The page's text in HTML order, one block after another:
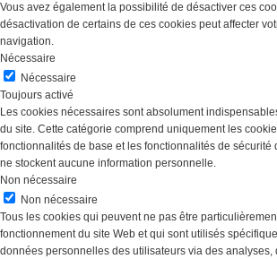
Vous avez également la possibilité de désactiver ces
désactivation de certains de ces cookies peut affecter
navigation.
Nécessaire
Nécessaire
Toujours activé
Les cookies nécessaires sont absolument
du site. Cette catégorie comprend uniquement les
fonctionnalités de base et les fonctionnalités de sécurité
ne stockent aucune information personnelle.
Non nécessaire
Non nécessaire
Tous les cookies qui peuvent ne pas être
fonctionnement du site Web et qui sont utilisés
données personnelles des utilisateurs via des analyses,